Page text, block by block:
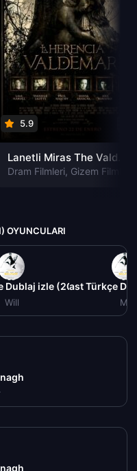
5.9
Dram Filmleri, Gizem Filmleri
OYUNCULARI
Dublaj izle (2021)
Will
Belfast Türkçe
Ma